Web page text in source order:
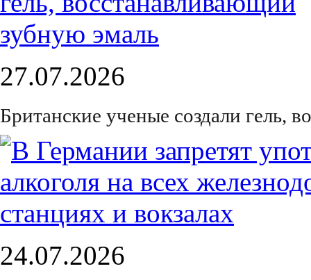
27.07.2026
Британские ученые создали гель,
24.07.2026